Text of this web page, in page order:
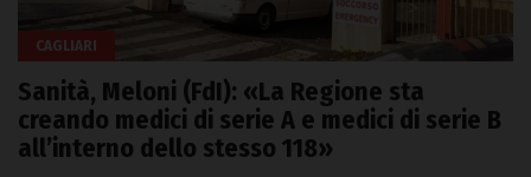
CAGLIARI
Sanità, Meloni (FdI): «La Regione sta
creando medici di serie A e medici di serie B
all’interno dello stesso 118»